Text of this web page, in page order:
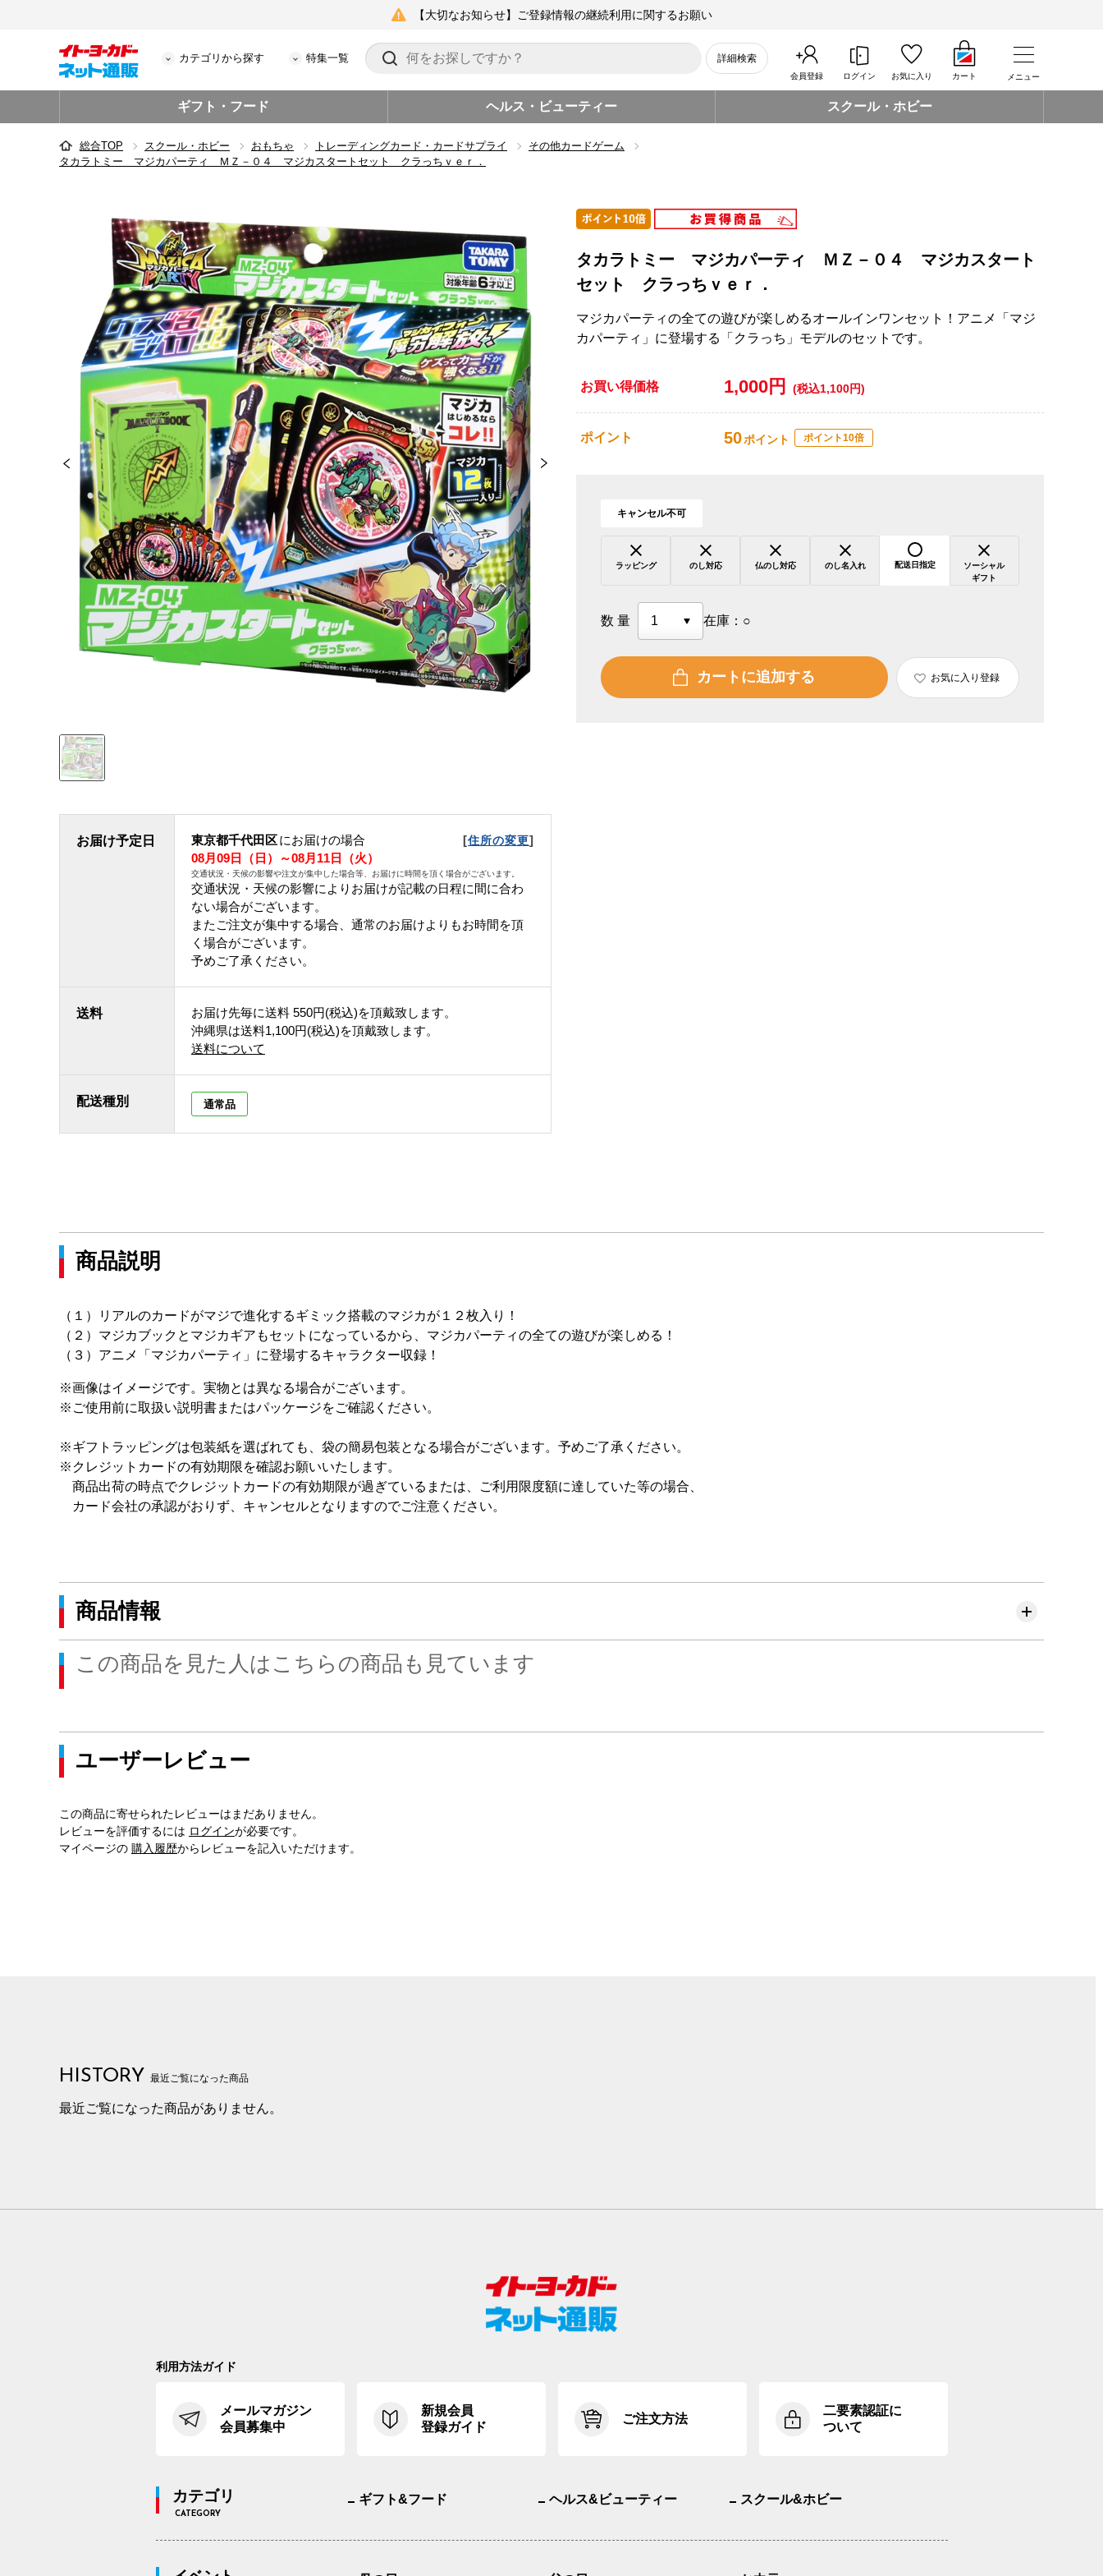
【大切なお知らせ】ご登録情報の継続利用に関するお願い
カテゴリから探す 特集一覧 詳細検索
会員登録 ログイン お気に入り カート メニュー
ギフト・フード ヘルス・ビューティー スクール・ホビー
総合TOP スクール・ホビー おもちゃ トレーディングカード・カードサプライ
その他カードゲーム
タカラトミー マジカパーティ ＭＺ－０４ マジカスタートセット クラっちｖｅｒ．
お届け予定日 東京都千代田区にお届けの場合 [住所の変更]
08月09日（日）～08月11日（火）
交通状況・天候の影響や注文が集中した場合等、お届けに時間を頂く場合がございます。
交通状況・天候の影響によりお届けが記載の日程に間に合わ
ない場合がございます。
またご注文が集中する場合、通常のお届けよりもお時間を頂
く場合がございます。
予めご了承ください。
送料 お届け先毎に送料 550円(税込)を頂戴致します。
沖縄県は送料1,100円(税込)を頂戴致します。
送料について
配送種別 通常品
タカラトミー マジカパーティ ＭＺ－０４ マジカスタート
セット クラっちｖｅｒ．
マジカパーティの全ての遊びが楽しめるオールインワンセット！アニメ「マジ
カパーティ」に登場する「クラっち」モデルのセットです。
お買い得価格 1,000円 (税込1,100円)
ポイント 50ポイント ポイント10倍
キャンセル不可
ラッピング のし対応 仏のし対応 のし名入れ 配送日指定
ソーシャル
ギフト
数量 在庫： ○
カートに追加する お気に入り登録
商品説明
（１）リアルのカードがマジで進化するギミック搭載のマジカが１２枚入り！
（２）マジカブックとマジカギアもセットになっているから、マジカパーティの全ての遊びが楽しめる！
（３）アニメ「マジカパーティ」に登場するキャラクター収録！
※画像はイメージです。実物とは異なる場合がございます。
※ご使用前に取扱い説明書またはパッケージをご確認ください。
※ギフトラッピングは包装紙を選ばれても、袋の簡易包装となる場合がございます。予めご了承ください。
※クレジットカードの有効期限を確認お願いいたします。
商品出荷の時点でクレジットカードの有効期限が過ぎているまたは、ご利用限度額に達していた等の場合、
カード会社の承認がおりず、キャンセルとなりますのでご注意ください。
商品情報
この商品を見た人はこちらの商品も見ています
ユーザーレビュー
この商品に寄せられたレビューはまだありません。
レビューを評価するには ログインが必要です。
マイページの 購入履歴からレビューを記入いただけます。
HISTORY 最近ご覧になった商品
最近ご覧になった商品がありません。
利用方法ガイド
メールマガジン
会員募集中
新規会員
登録ガイド
ご注文方法
二要素認証に
ついて
カテゴリ
CATEGORY
ギフト&フード ヘルス&ビューティー スクール&ホビー